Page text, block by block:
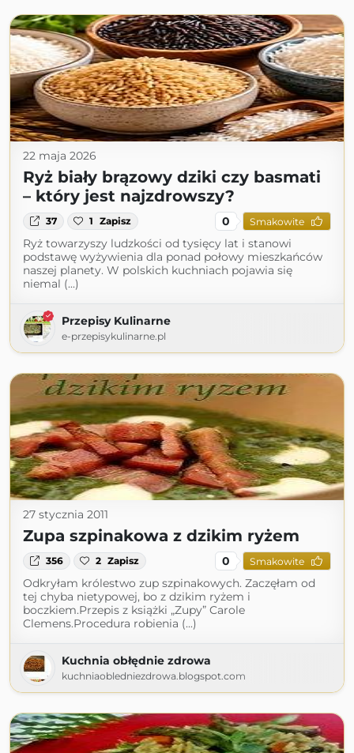
22 maja 2026
Ryż biały brązowy dziki czy basmati
– który jest najzdrowszy?
37 1 Zapisz 0 Smakowite
Ryż towarzyszy ludzkości od tysięcy lat i stanowi
podstawę wyżywienia dla ponad połowy mieszkańców
naszej planety. W polskich kuchniach pojawia się
niemal (...)
Przepisy Kulinarne
e-przepisykulinarne.pl
27 stycznia 2011
Zupa szpinakowa z dzikim ryżem
356 2 Zapisz 0 Smakowite
Odkryłam królestwo zup szpinakowych. Zaczęłam od
tej chyba nietypowej, bo z dzikim ryżem i
boczkiem.Przepis z książki „Zupy” Carole
Clemens.Procedura robienia (...)
Kuchnia obłędnie zdrowa
kuchniaobledniezdrowa.blogspot.com